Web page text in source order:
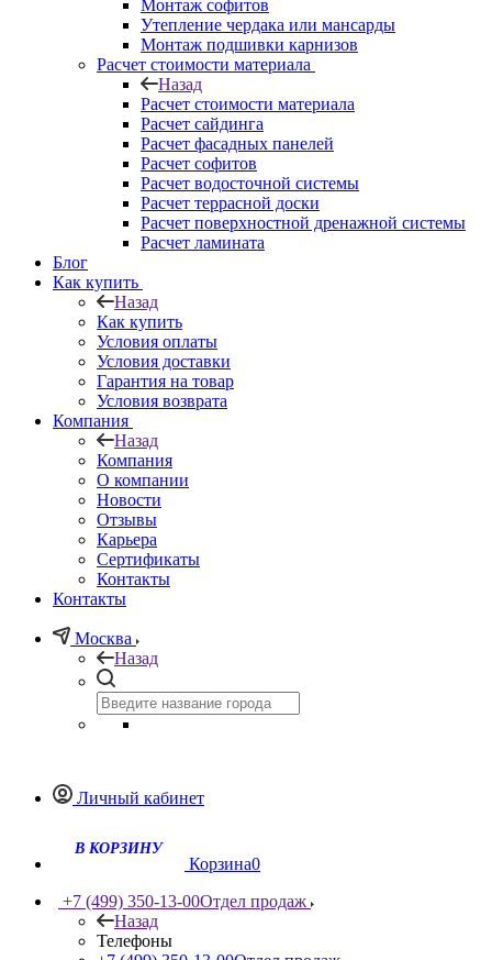
Монтаж софитов
Утепление чердака или мансарды
Монтаж подшивки карнизов
Расчет стоимости материала
Назад
Расчет стоимости материала
Расчет сайдинга
Расчет фасадных панелей
Расчет софитов
Расчет водосточной системы
Расчет террасной доски
Расчет поверхностной дренажной системы
Расчет ламината
Блог
Как купить
Назад
Как купить
Условия оплаты
Условия доставки
Гарантия на товар
Условия возврата
Компания
Назад
Компания
О компании
Новости
Отзывы
Карьера
Сертификаты
Контакты
Контакты
Москва
Назад
Личный кабинет
Корзина0
+7 (499) 350-13-00Отдел продаж
Назад
Телефоны